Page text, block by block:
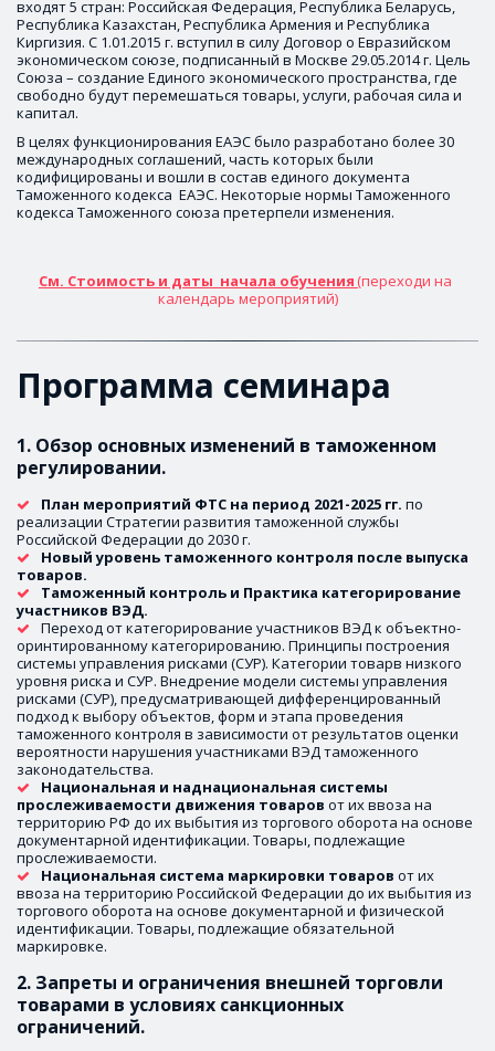
входят 5 стран: Российская Федерация, Республика Беларусь,
Республика Казахстан, Республика Армения и Республика
Киргизия. С 1.01.2015 г. вступил в силу Договор о Евразийском
экономическом союзе, подписанный в Москве 29.05.2014 г. Цель
Союза – создание Единого экономического пространства, где
свободно будут перемешаться товары, услуги, рабочая сила и
капитал.
В целях функционирования ЕАЭС было разработано более 30
международных соглашений, часть которых были
кодифицированы и вошли в состав единого документа
Таможенного кодекса  ЕАЭС. Некоторые нормы Таможенного
кодекса Таможенного союза претерпели изменения.
См. Стоимость и даты  начала обучения (переходи на
календарь мероприятий)
Программа семинара
1. Обзор основных изменений в таможенном
регулировании.
План мероприятий ФТС на период 2021-2025 гг. по
реализации Стратегии развития таможенной службы
Российской Федерации до 2030 г.
Новый уровень таможенного контроля после выпуска
товаров.
Таможенный контроль и Практика категорирование
участников ВЭД.
Переход от категорирование участников ВЭД к объектно-
оринтированному категорированию. Принципы построения
системы управления рисками (СУР). Категории товарв низкого
уровня риска и СУР. Внедрение модели системы управления
рисками (СУР), предусматривающей дифференцированный
подход к выбору объектов, форм и этапа проведения
таможенного контроля в зависимости от результатов оценки
вероятности нарушения участниками ВЭД таможенного
законодательства.
Национальная и наднациональная системы
прослеживаемости движения товаров от их ввоза на
территорию РФ до их выбытия из торгового оборота на основе
документарной идентификации. Товары, подлежащие
прослеживаемости.
Национальная система маркировки товаров от их
ввоза на территорию Российской Федерации до их выбытия из
торгового оборота на основе документарной и физической
идентификации. Товары, подлежащие обязательной
маркировке.
2. Запреты и ограничения внешней торговли
товарами в условиях санкционных
ограничений.